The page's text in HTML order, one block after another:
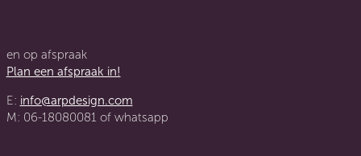
en op afspraak
Plan een afspraak in!
E: info@arpdesign.com
M: 06-18080081 of whatsapp